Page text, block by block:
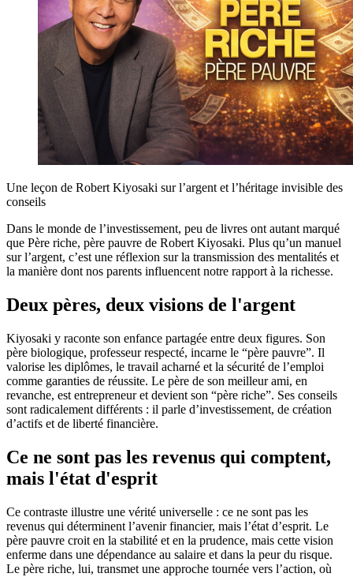
Une leçon de Robert Kiyosaki sur l’argent et l’héritage invisible des
conseils
Dans le monde de l’investissement, peu de livres ont autant marqué
que Père riche, père pauvre de Robert Kiyosaki. Plus qu’un manuel
sur l’argent, c’est une réflexion sur la transmission des mentalités et
la manière dont nos parents influencent notre rapport à la richesse.
Deux pères, deux visions de l'argent
Kiyosaki y raconte son enfance partagée entre deux figures. Son
père biologique, professeur respecté, incarne le “père pauvre”. Il
valorise les diplômes, le travail acharné et la sécurité de l’emploi
comme garanties de réussite. Le père de son meilleur ami, en
revanche, est entrepreneur et devient son “père riche”. Ses conseils
sont radicalement différents : il parle d’investissement, de création
d’actifs et de liberté financière.
Ce ne sont pas les revenus qui comptent,
mais l'état d'esprit
Ce contraste illustre une vérité universelle : ce ne sont pas les
revenus qui déterminent l’avenir financier, mais l’état d’esprit. Le
père pauvre croit en la stabilité et en la prudence, mais cette vision
enferme dans une dépendance au salaire et dans la peur du risque.
Le père riche, lui, transmet une approche tournée vers l’action, où